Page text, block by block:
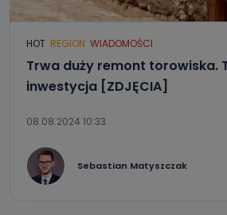
HOT REGION WIADOMOŚCI
Trwa duży remont torowiska.
inwestycja [ZDJĘCIA]
08.08.2024 10:33
Sebastian Matyszczak